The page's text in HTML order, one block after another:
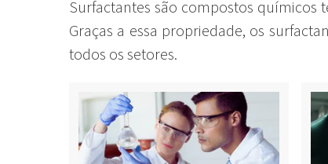
Surfactantes são compostos
Graças a essa propriedade, os
todos os setores.